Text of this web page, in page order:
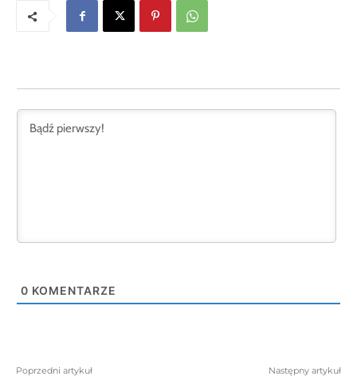
0 KOMENTARZE
Poprzedni artykuł Następny artykuł